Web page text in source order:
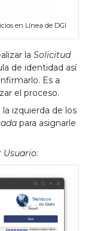
en Línea de DGI
la Solicitud
de identidad así
Es a
el proceso.
izquierda de los
para asignarle
Usuario: